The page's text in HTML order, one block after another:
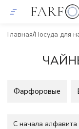
Главная Посуда для
Фарфоровые
C начала алфавита